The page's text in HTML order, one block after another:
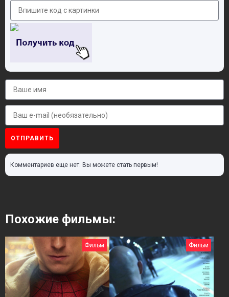
ОТПРАВИТЬ
Комментариев еще нет. Вы можете стать первым!
Похожие фильмы:
Фильм Фильм